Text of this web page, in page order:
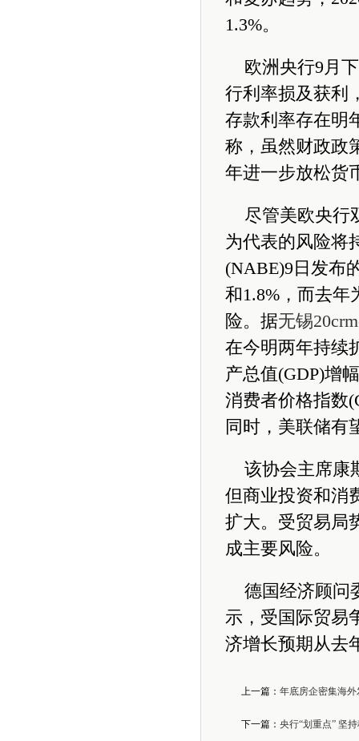
1.3%。
欧洲央行9月
行利率损及获利
存款利率存在明
称，虽然财政政
年进一步放松货
尽管美欧央行
为代表的风险将
(NABE)9日发布
和1.8%，而去年
险。据无锡
在今明两年持续
产总值(GDP)增
消费者价格指数
同时，美联储有
该协会主席康
但商业投资和消
扩大。 受贸易局
成主要风险。
德国经济顾问
示，受国际贸易
济增长预期从去
上一篇： 年底房企密集海
下一篇： 央行“划重点” 坚